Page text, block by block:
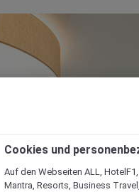
Cookies und
Auf den Webseiten ALL,
Mantra, Resorts, Business